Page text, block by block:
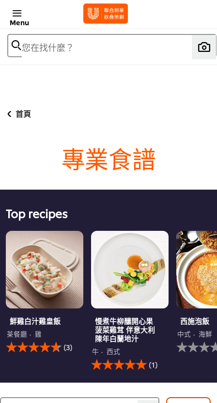
Menu
您在找什麼？
首頁
專業食譜
Top recipes
鮮雞白汁雞皇飯
茶餐廳
雞
此
鮮
雞
(3)
慢煮牛柳釀開心果
菠菜雞茸 伴意大利
陳年白蘭地汁
牛
西式
此
慢
牛
(1)
西施泡飯
中式
海鮮
没
有
recipe